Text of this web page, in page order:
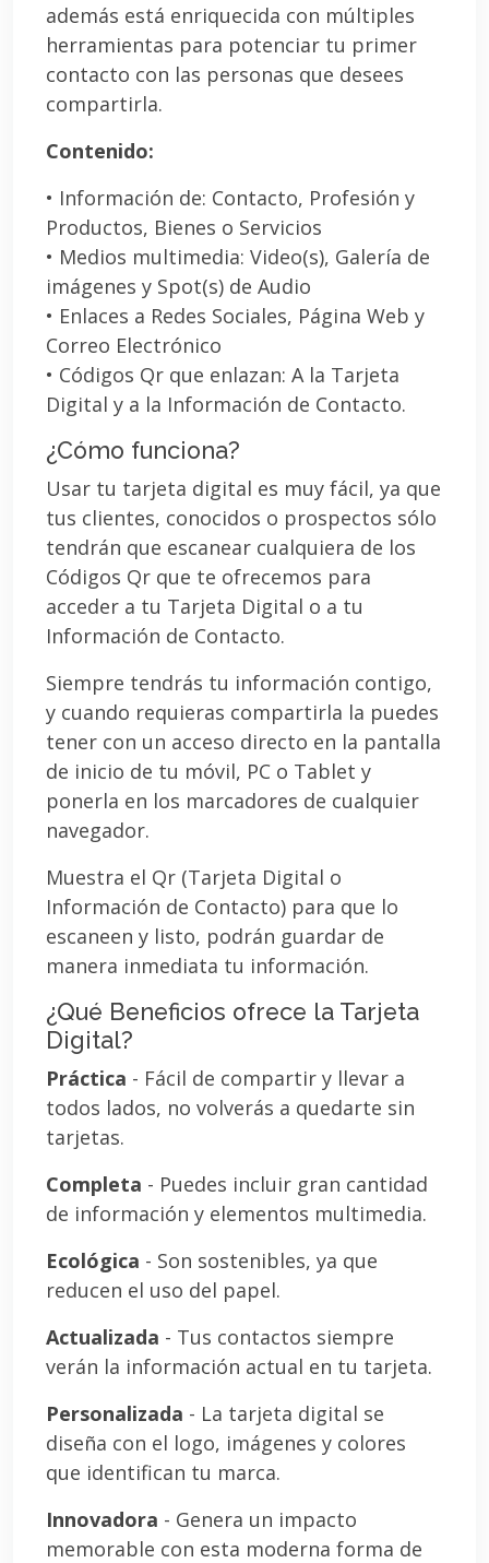
además está enriquecida con múltiples
herramientas para potenciar tu primer
contacto con las personas que desees
compartirla.
Contenido:
• Información de: Contacto, Profesión y
Productos, Bienes o Servicios
• Medios multimedia: Video(s), Galería de
imágenes y Spot(s) de Audio
• Enlaces a Redes Sociales, Página Web y
Correo Electrónico
• Códigos Qr que enlazan: A la Tarjeta
Digital y a la Información de Contacto.
¿Cómo funciona?
Usar tu tarjeta digital es muy fácil, ya que
tus clientes, conocidos o prospectos sólo
tendrán que escanear cualquiera de los
Códigos Qr que te ofrecemos para
acceder a tu Tarjeta Digital o a tu
Información de Contacto.
Siempre tendrás tu información contigo,
y cuando requieras compartirla la puedes
tener con un acceso directo en la pantalla
de inicio de tu móvil, PC o Tablet y
ponerla en los marcadores de cualquier
navegador.
Muestra el Qr (Tarjeta Digital o
Información de Contacto) para que lo
escaneen y listo, podrán guardar de
manera inmediata tu información.
¿Qué Beneficios ofrece la Tarjeta
Digital?
Práctica - Fácil de compartir y llevar a
todos lados, no volverás a quedarte sin
tarjetas.
Completa - Puedes incluir gran cantidad
de información y elementos multimedia.
Ecológica - Son sostenibles, ya que
reducen el uso del papel.
Actualizada - Tus contactos siempre
verán la información actual en tu tarjeta.
Personalizada - La tarjeta digital se
diseña con el logo, imágenes y colores
que identifican tu marca.
Innovadora - Genera un impacto
memorable con esta moderna forma de